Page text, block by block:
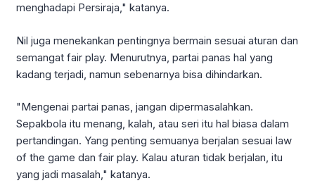
menghadapi Persiraja," katanya.
Nil juga menekankan pentingnya bermain sesuai aturan dan
semangat fair play. Menurutnya, partai panas hal yang
kadang terjadi, namun sebenarnya bisa dihindarkan.
"Mengenai partai panas, jangan dipermasalahkan.
Sepakbola itu menang, kalah, atau seri itu hal biasa dalam
pertandingan. Yang penting semuanya berjalan sesuai law
of the game dan fair play. Kalau aturan tidak berjalan, itu
yang jadi masalah," katanya.